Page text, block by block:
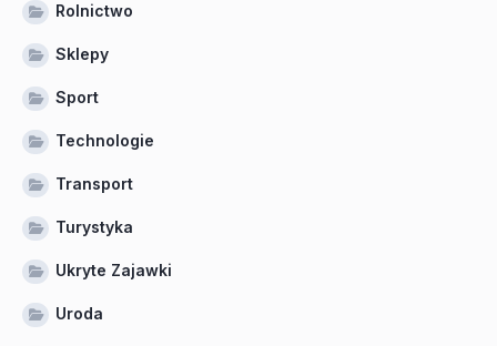
Rolnictwo
Sklepy
Sport
Technologie
Transport
Turystyka
Ukryte Zajawki
Uroda